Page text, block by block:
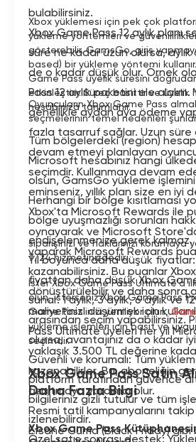
bulabilirsiniz.
Xbox Game Pass 12 aylık planı
süre ne kadar uzun olursa,
de o kadar düşük olur. Örnek
Pass 12 aylık paketini ele alalım.
genellikle aydan aya ödeme
fazla tasarruf sağlar. Uzun süre
devam etmeyi planlayan
seçimdir. Kullanmaya devam
eminseniz, yıllık plan size en iyi
Xbox'ta Microsoft Rewards ile
oynayarak ve Microsoft
yaparak Microsoft Rewards
kazanabilirsiniz. Bu puanlar
dönüştürülebilir ve daha sonra
maliyetinizi düşürmek için
Pass Ultimate üyeleri her yıl
yaklaşık 3.500 TL değerine
kazanabilirler. Bu, aboneliğin
azaltmaya yardımcı olur.
Resmi tatil kampanyalarını
Efsane Cuma (Black Friday)
Xbox yüklemesi için pek çok
yükleme yöntemleri ve
gösterebilir. GamsGo, giriş
based) bir yükleme yöntemi
Game Pass üyelik süresini
etkinleştirir. Süreç basittir ve üyelik
hesabınıza tanımlanır.
Oyuncuların Xbox Game Pass
seçmelerinin temel nedenleri
Tüm bölgelerdeki (region)
Microsoft hesabınız hangi
olsun, GamsGo yükleme
Herhangi bir bölge kısıtlaması
bölge uyuşmazlığı sorunları
endişelenmenize gerek kalmaz.
Yıl boyunca daha düşük
fiyattan daha düşük Xbox
sunar. 1 aylık, 3 aylık, 6 aylık ve
arasından seçim yapabilirsiniz.
olursa, avantajınız da o kadar
Güvenli ve korumalı: Tüm
platform tarafından güvence
bilgileriniz gizli tutulur ve tüm
izlenebilirdir.
Özel satış sonrası destek:
siparişinizi ve haklarınızı korumaya
7/24 hizmetinizdedir.
İster Xbox Game Pass Ultimate'a
olun, isterseniz Xbox Game Pass
Game Pass'inizi yeniliyor olun,
yükleme işlemleri için basit ve
seçimdir.
Xbox Game Pass Satın
Daha Fazla Bilgi
Xbox Game Pass